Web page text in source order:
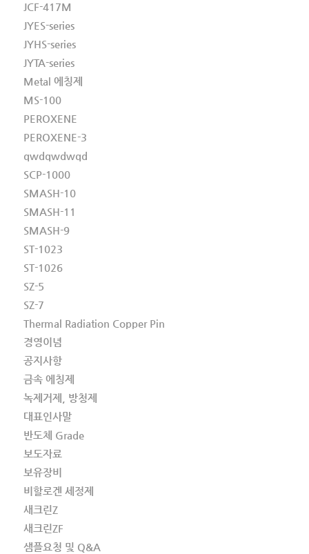
JCF-417M
JYES-series
JYHS-series
JYTA-series
Metal 에칭제
MS-100
PEROXENE
PEROXENE-3
qwdqwdwqd
SCP-1000
SMASH-10
SMASH-11
SMASH-9
ST-1023
ST-1026
SZ-5
SZ-7
Thermal Radiation Copper Pin
경영이념
공지사항
금속 에칭제
녹제거제, 방청제
대표인사말
반도체 Grade
보도자료
보유장비
비할로겐 세정제
새크린Z
새크린ZF
샘플요청 및 Q&A